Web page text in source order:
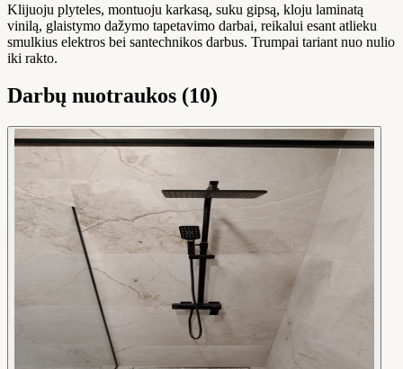
Klijuoju plyteles, montuoju karkasą, suku gipsą, kloju laminatą
vinilą, glaistymo dažymo tapetavimo darbai, reikalui esant atlieku
smulkius elektros bei santechnikos darbus. Trumpai tariant nuo nulio
iki rakto.
Darbų nuotraukos (10)